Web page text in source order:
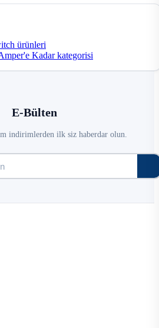
ürünleri
Kadar kategorisi
E-Bülten
indirimlerden ilk siz haberdar olun.